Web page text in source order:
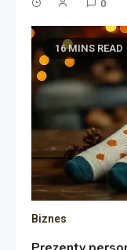
0
16 MINS READ
Biznes